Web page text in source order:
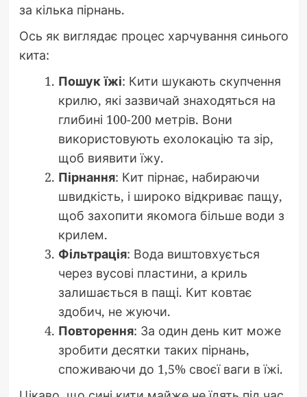
за кілька пірнань.
Ось як виглядає процес харчування синього
кита:
Пошук їжі: Кити шукають скупчення
крилю, які зазвичай знаходяться на
глибині 100-200 метрів. Вони
використовують ехолокацію та зір,
щоб виявити їжу.
Пірнання: Кит пірнає, набираючи
швидкість, і широко відкриває пащу,
щоб захопити якомога більше води з
крилем.
Фільтрація: Вода виштовхується
через вусові пластини, а криль
залишається в пащі. Кит ковтає
здобич, не жуючи.
Повторення: За один день кит може
зробити десятки таких пірнань,
споживаючи до 1,5% своєї ваги в їжі.